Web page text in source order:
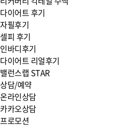
다이어트 후기
자필후기
셀피 후기
인바디후기
다이어트 리얼후기
밸런스랩 STAR
상담/예약
온라인상담
카카오상담
프로모션